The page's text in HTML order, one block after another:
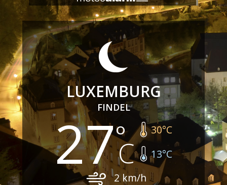
LUXEMBURG
FINDEL
27 30°C
13°C
2 km/h